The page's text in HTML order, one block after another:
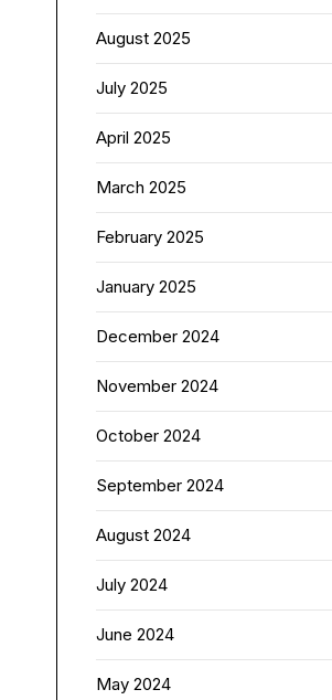
August 2025
July 2025
April 2025
March 2025
February 2025
January 2025
December 2024
November 2024
October 2024
September 2024
August 2024
July 2024
June 2024
May 2024